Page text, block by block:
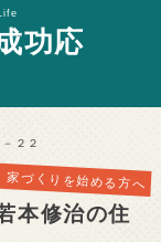
功応
２２
家づくりを始める方へ
本修治の住